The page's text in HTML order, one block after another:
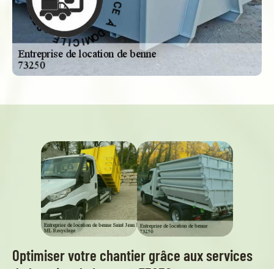
S
E
R
V
I
C
E
À D
O
M
I
C
I
L
E
-
Optimiser votre chantier grâce aux services